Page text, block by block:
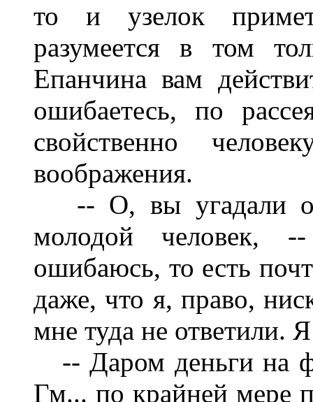
то и узелок
разумеется в том
Епанчина вам
ошибаетесь, по
свойственно
воображения.
-- О, вы угадали
молодой человек,
ошибаюсь, то есть
даже, что я, право,
мне туда не ответили.
-- Даром деньги на
Гм... по крайней мере